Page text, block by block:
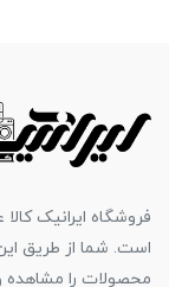
فروشگاه ایرانیک
است. شما از طریق
محصولات را مشاهده